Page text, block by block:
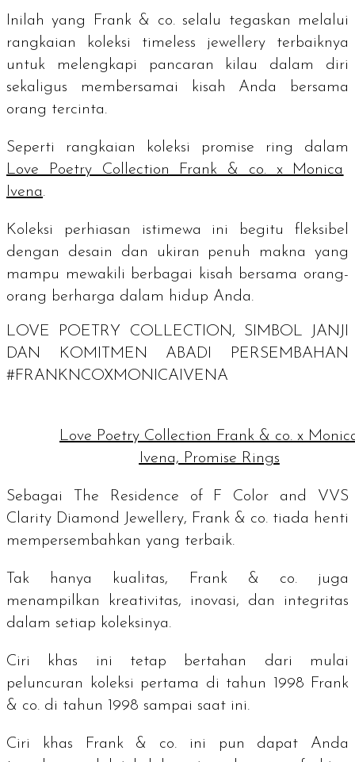
Inilah yang Frank & co. selalu tegaskan melalui
rangkaian koleksi timeless jewellery terbaiknya
untuk melengkapi pancaran kilau dalam diri
sekaligus membersamai kisah Anda bersama
orang tercinta.
Seperti rangkaian koleksi promise ring dalam
Love Poetry Collection Frank & co. x Monica
Ivena.
Koleksi perhiasan istimewa ini begitu fleksibel
dengan desain dan ukiran penuh makna yang
mampu mewakili berbagai kisah bersama orang-
orang berharga dalam hidup Anda.
LOVE POETRY COLLECTION, SIMBOL JANJI
DAN KOMITMEN ABADI PERSEMBAHAN
#FRANKNCOXMONICAIVENA
Love Poetry Collection Frank & co. x
Ivena, Promise Rings
Sebagai
The Residence of F Color and VVS
Clarity Diamond Jewellery, Frank & co. tiada henti
mempersembahkan yang terbaik.
Tak hanya kualitas, Frank & co. juga
menampilkan kreativitas, inovasi, dan integritas
dalam setiap koleksinya.
Ciri khas ini tetap bertahan dari mulai
peluncuran koleksi pertama di tahun 1998 Frank
& co. di tahun 1998 sampai saat ini.
Ciri khas Frank & co. ini pun dapat Anda